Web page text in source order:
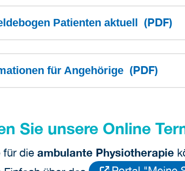
Patienten aktuell (PDF)
für Angehörige (PDF)
Sie unsere Online
für die ambulante Physiotherapie